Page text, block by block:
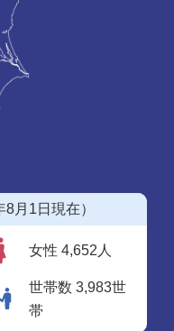
8月1日現在）
女性 4,652人
世帯数 3,983世
帯